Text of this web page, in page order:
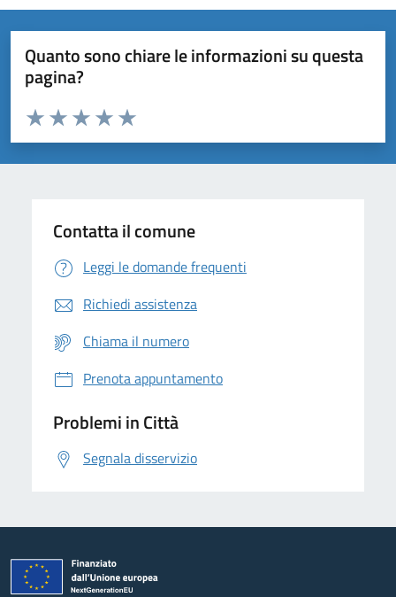
Quanto sono chiare le informazioni su questa
pagina?
Domanda
Valuta da 1 a 5 stelle la pagina
Valuta 5 stelle su 5
Valuta 4 stelle su 5
Valuta 3 stelle su 5
Valuta 2 stelle su 5
Valuta 1 stelle su 5
Contatta il comune
Leggi le domande frequenti
Richiedi assistenza
Chiama il numero
Prenota appuntamento
Problemi in Città
Segnala disservizio